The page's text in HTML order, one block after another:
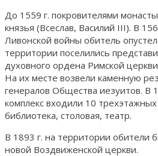
До 1559 г. покровителями
князья (Всеслав, Василий III). В
Ливонской войны обитель
территории поселились
духовного ордена Римской
На их месте возвели каменную
генералов Общества иезуитов. В
комплекс входили 10
библиотека, столовая, театр.
В 1893 г. на территории обители
новой Воздвиженской церкви.